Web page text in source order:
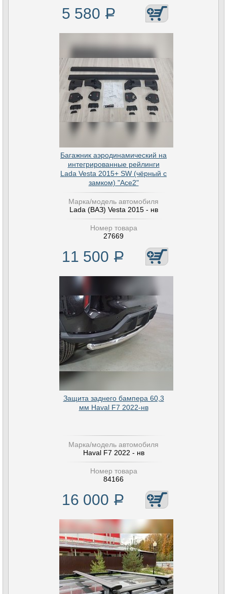
5 580 Р
Багажник аэродинамический на
интегрированные рейлинги
Lada Vesta 2015+ SW (чёрный с
замком) "Ace2"
Марка/модель автомобиля
Lada (ВАЗ) Vesta 2015 - нв
Номер товара
27669
11 500 Р
Защита заднего бампера 60,3
мм Haval F7 2022-нв
Марка/модель автомобиля
Haval F7 2022 - нв
Номер товара
84166
16 000 Р